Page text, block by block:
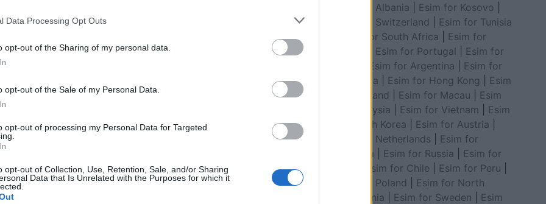
Data Processing Opt Outs
opt-out of the Sharing of my personal data.
opt-out of the Sale of my Personal Data.
opt-out of processing my Personal Data for Targeted
opt-out of Collection, Use, Retention, Sale, and/or Sharing
Data that Is Unrelated with the Purposes for which it
te Man United, ky është
Ferguson
Ferguson iu kërkua nga tifozi i Mançester
Esim for Albania
Esim for Kosovo
Esim for Switzerland
Esim for Tunisia
Esim for South Africa
Esim for
Esim for Portugal
Esim for
Esim for Argentina
Esim for
Colombia
Esim for Hong Kong
Esim
for Thailand
Esim for Macau
Esim
for Malaysia
Esim for Vietnam
Esim
for South Korea
Esim for Austria
Esim for Netherlands
Esim for
Australia
Esim for Russia
Esim for
Esim for Chile Esim for Peru
Esim for Poland
Esim for North
Macedonia
Esim for Sweden
Esim